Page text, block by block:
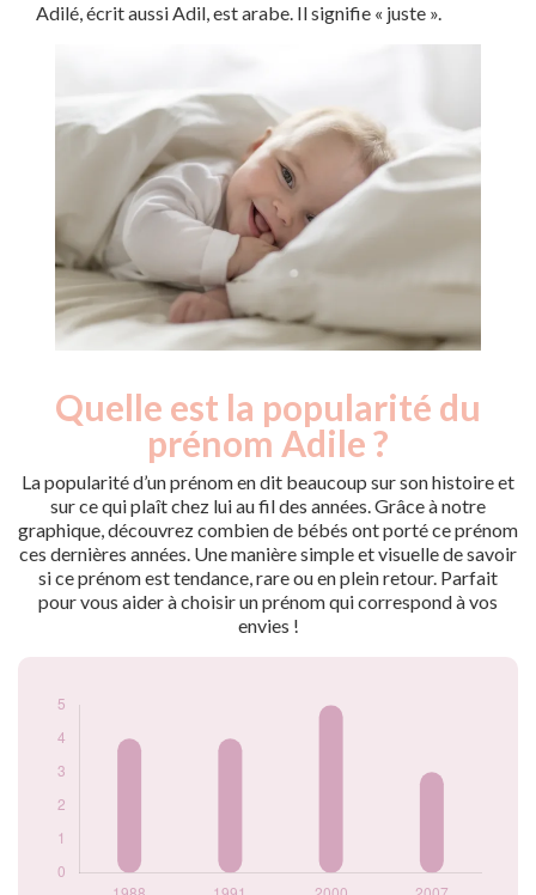
Adilé, écrit aussi Adil, est arabe. Il signifie « juste ».
Quelle est la popularité du
prénom Adile ?
La popularité d’un prénom en dit beaucoup sur son histoire et
sur ce qui plaît chez lui au fil des années. Grâce à notre
graphique, découvrez combien de bébés ont porté ce prénom
ces dernières années. Une manière simple et visuelle de savoir
si ce prénom est tendance, rare ou en plein retour. Parfait
pour vous aider à choisir un prénom qui correspond à vos
envies !
Popularité du
prénom Adile par
année
Année
Nouveaux-
nés
1991
4
2000
5
2007
3